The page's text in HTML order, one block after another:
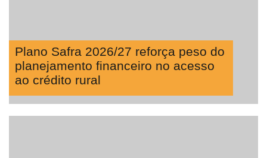
Plano Safra 2026/27 reforça peso do
planejamento financeiro no acesso
ao crédito rural